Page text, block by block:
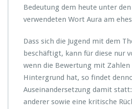
Bedeutung dem heute unter den
verwendeten Wort Aura am
Dass sich die Jugend mit dem
beschäftigt, kann für diese nur
wenn die Bewertung mit
Hintergrund hat, so findet
Auseinandersetzung damit
anderer sowie eine kritische